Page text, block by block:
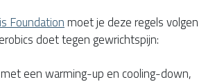
Foundationmoet je deze regels volgen
doet tegen gewrichtspijn:
een warming-up en cooling-down,